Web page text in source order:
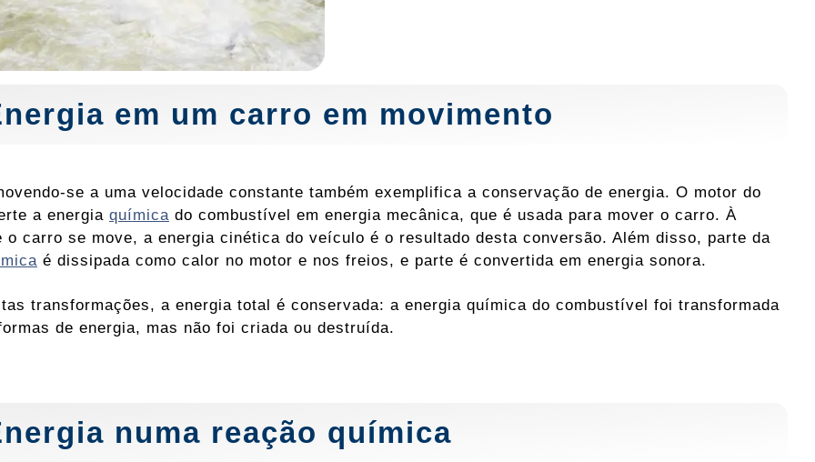
em um carro em movimento
se a uma velocidade constante também exemplifica a conservação de energia. O motor do
a energia química do combustível em energia mecânica, que é usada para mover o carro. À
o carro se move, a energia cinética do veículo é o resultado desta conversão. Além disso, parte da
é dissipada como calor no motor e nos freios, e parte é convertida em energia sonora.
transformações, a energia total é conservada: a energia química do combustível foi transformada
de energia, mas não foi criada ou destruída.
numa reação química